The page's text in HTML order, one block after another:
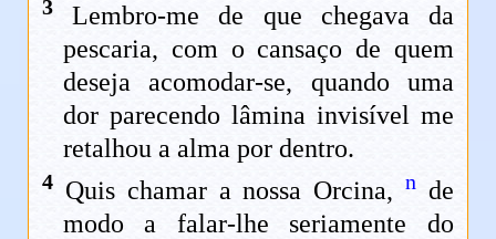
3 Lembro-me de que chegava da
pescaria, com o cansaço de quem
deseja acomodar-se, quando uma
dor parecendo lâmina invisível me
retalhou a alma por dentro.
4 Quis chamar a nossa Orcina,n de
modo a falar-lhe seriamente do